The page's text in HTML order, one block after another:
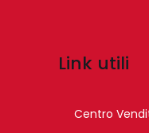
Link utili
Centro